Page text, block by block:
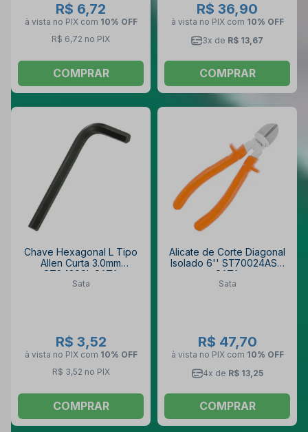
R$ 6,72
à vista no PIX com 10% OFF
R$ 6,72 no PIX
COMPRAR
R$ 36,90
à vista no PIX com 10% OFF
3x de R$ 13,67
COMPRAR
Chave Hexagonal L Tipo
Allen Curta 3.0mm
ST84309L SATA
Sata
R$ 3,52
à vista no PIX com 10% OFF
R$ 3,52 no PIX
COMPRAR
Alicate de Corte Diagonal
Isolado 6'' ST70024AST
SATA
Sata
R$ 47,70
à vista no PIX com 10% OFF
4x de R$ 13,25
COMPRAR